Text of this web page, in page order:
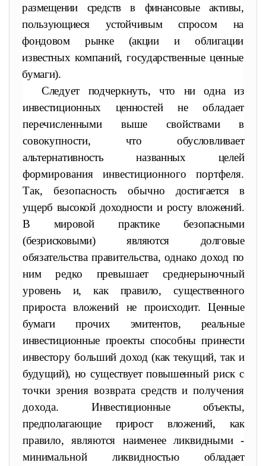
размещении средств в финансовые активы,
пользующиеся устойчивым спросом на
фондовом рынке (акции и облигации
известных компаний, государственные ценные
бумаги).
Следует подчеркнуть, что ни одна из
инвестиционных ценностей не обладает
перечисленными выше свойствами в
совокупности, что обусловливает
альтернативность названных целей
формирования инвестиционного портфеля.
Так, безопасность обычно достигается в
ущерб высокой доходности и росту вложений.
В мировой практике безопасными
(безрисковыми) являются долговые
обязательства правительства, однако доход по
ним редко превышаетсреднерыночный
уровень и, как правило, существенного
прироставложений не происходит. Ценные
бумаги прочих эмитентов, реальные
инвестиционные проекты способны принести
инвестору больший доход (как текущий, так и
будущий), но существует повышенный риск с
точки зрения возврата средств и получения
дохода.Инвестиционные объекты,
предполагающие прирост вложений, как
правило, являются наименее ликвидными -
минимальной ликвидностью обладает